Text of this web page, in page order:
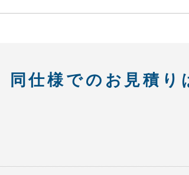
同仕様での お見積り